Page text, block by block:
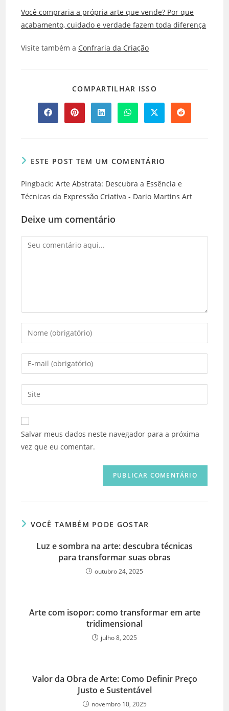
Você compraria a própria arte que vende? Por que
acabamento, cuidado e verdade fazem toda diferença
Visite também a Confraria da Criação
COMPARTILHAR ISSO
CONTEÚDO
Abre
em
Abre
em
Abre
em
Abre
em
Abre
em
Abre
em
ESTE POST TEM UM COMENTÁRIO
Pingback:Arte Abstrata: Descubra a Essência e
Técnicas da Expressão Criativa - Dario Martins Art
Deixe um comentário
Comentário
Digite
seu
nome
ou
de
usuário
para
comentar
Digite
seu
endereço
de
mail
para
comentar
Digite
o
URL
do
Salvar meus dados neste navegador para a próxima
vez que eu comentar.
VOCÊ TAMBÉM PODE GOSTAR
Luz e sombra na arte: descubra técnicas
para transformar suas obras
outubro 24, 2025
Arte com isopor: como transformar em arte
tridimensional
julho 8, 2025
Valor da Obra de Arte: Como Definir Preço
Justo e Sustentável
novembro 10, 2025